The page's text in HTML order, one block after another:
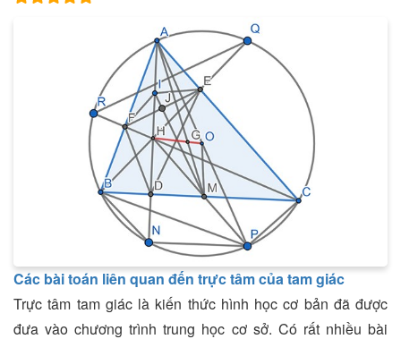
Các bài toán liên quan đến trực tâm của tam giác
Trực tâm tam giác là kiến thức hình học cơ bản đã được
đưa vào chương trình trung học cơ sở. Có rất nhiều bài